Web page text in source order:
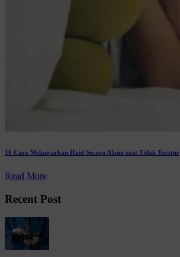
10 Cara Melancarkan Haid Secara Alami saat Tidak Teratur
Read More
Recent Post